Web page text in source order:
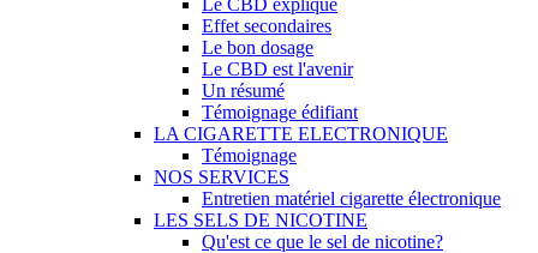
Effet secondaires
Le bon dosage
Le CBD est l'avenir
Un résumé
Témoignage édifiant
LA CIGARETTE ELECTRONIQUE
Témoignage
NOS SERVICES
Entretien matériel cigarette électronique
LES SELS DE NICOTINE
Qu'est ce que le sel de nicotine?